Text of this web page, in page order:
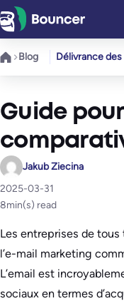
Aller
au
contenu
Blog Délivrance
Guide
Jakub Ziecina
2025-03-31
8min(s) read
Les entreprises de
l’e-mail marketing
L’email est
sociaux en termes